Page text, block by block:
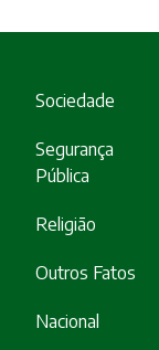
Sociedade
Segurança
Pública
Religião
Outros Fatos
Nacional